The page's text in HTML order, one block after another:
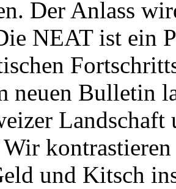
Der Anlass
NEAT ist ein
neuen Bulletin
Wir
und Kitsch